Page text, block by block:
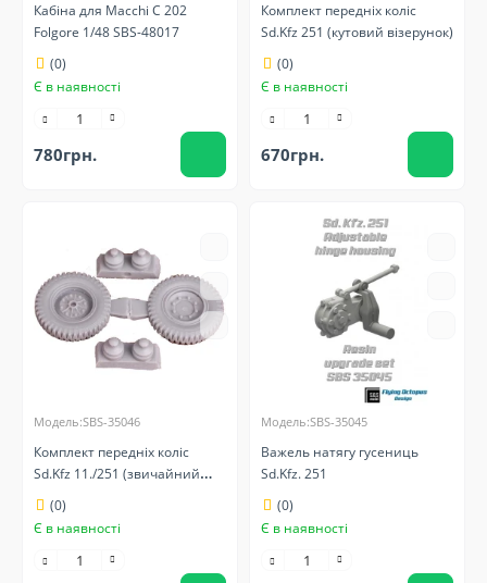
Кабіна для Macchi C 202
Folgore 1/48 SBS-48017
(0)
Є в наявності
780грн.
Комплект передніх коліс
Sd.Kfz 251 (кутовий візерунок)
(0)
Є в наявності
670грн.
Модель:SBS-35046
Комплект передніх коліс
Sd.Kfz 11./251 (звичайний
візерунок)
(0)
Є в наявності
Модель:SBS-35045
Важель натягу гусениць
Sd.Kfz. 251
(0)
Є в наявності